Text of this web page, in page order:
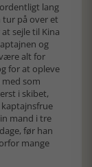
lang
på over et
sejle til Kina
og
alt for
for at opleve
som
i skibet,
mand i tre
før han
mange